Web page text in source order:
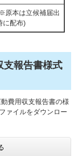
原本は立候補届出
に配布)​
支報告書様式
費用収支報告書の様
ァイルをダウンロー